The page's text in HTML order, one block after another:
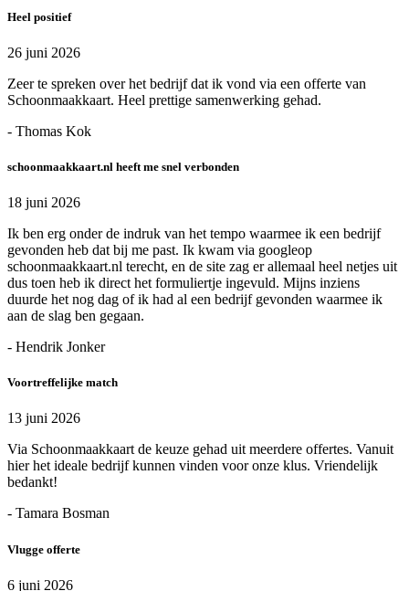
Heel positief
26 juni 2026
Zeer te spreken over het bedrijf dat ik vond via een offerte van
Schoonmaakkaart. Heel prettige samenwerking gehad.
- Thomas Kok
schoonmaakkaart.nl heeft me snel verbonden
18 juni 2026
Ik ben erg onder de indruk van het tempo waarmee ik een bedrijf
gevonden heb dat bij me past. Ik kwam via googleop
schoonmaakkaart.nl terecht, en de site zag er allemaal heel netjes uit
dus toen heb ik direct het formuliertje ingevuld. Mijns inziens
duurde het nog dag of ik had al een bedrijf gevonden waarmee ik
aan de slag ben gegaan.
- Hendrik Jonker
Voortreffelijke match
13 juni 2026
Via Schoonmaakkaart de keuze gehad uit meerdere offertes. Vanuit
hier het ideale bedrijf kunnen vinden voor onze klus. Vriendelijk
bedankt!
- Tamara Bosman
Vlugge offerte
6 juni 2026